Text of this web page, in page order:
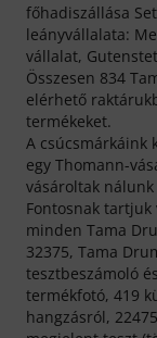
főhadiszállása
leányvállalata:
vállalat,
Összesen 834
elérhető
termékeket.
A csúcsmárkáink
egy Thomann-
vásároltak nálunk
Fontosnak
minden Tama
32375, Tama
tesztbeszámoló
termékfotó, 419
hangzásról,